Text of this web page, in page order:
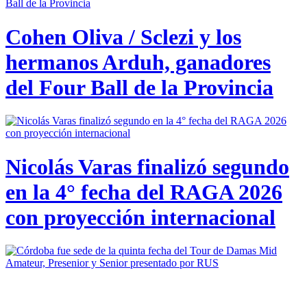
Cohen Oliva / Sclezi y los
hermanos Arduh, ganadores
del Four Ball de la Provincia
Nicolás Varas finalizó segundo
en la 4° fecha del RAGA 2026
con proyección internacional